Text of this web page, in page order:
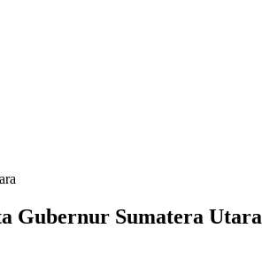
Gubernur Sumatera Utara